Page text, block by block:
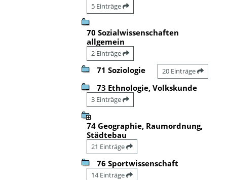
5 Einträge
70 Sozialwissenschaften
allgemein
2 Einträge
71 Soziologie 20 Einträge
73 Ethnologie, Volkskunde
3 Einträge
74 Geographie, Raumordnung,
Städtebau
21 Einträge
76 Sportwissenschaft
14 Einträge